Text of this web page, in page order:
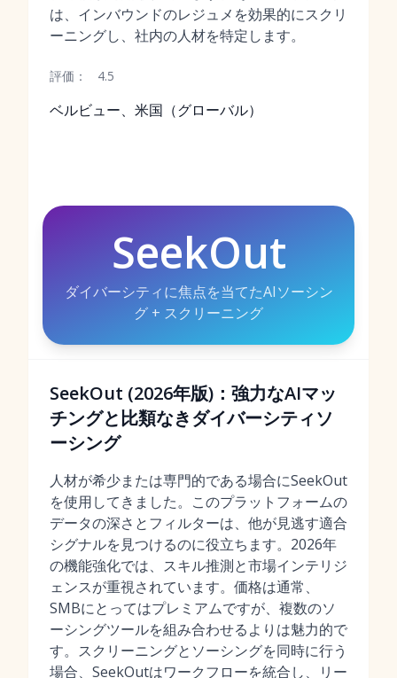
は、インバウンドのレジュメを効果的にスクリ
ーニングし、社内の人材を特定します。
評価： 4.5
ベルビュー、米国（グローバル）
SeekOut
ダイバーシティに焦点を当てたAIソーシン
グ + スクリーニング
SeekOut (2026年版)：強力なAIマッ
チングと比類なきダイバーシティソ
ーシング
人材が希少または専門的である場合にSeekOut
を使用してきました。このプラットフォームの
データの深さとフィルターは、他が見逃す適合
シグナルを見つけるのに役立ちます。2026年
の機能強化では、スキル推測と市場インテリジ
ェンスが重視されています。価格は通常、
SMBにとってはプレミアムですが、複数のソ
ーシングツールを組み合わせるよりは魅力的で
す。スクリーニングとソーシングを同時に行う
場合、SeekOutはワークフローを統合し、リー